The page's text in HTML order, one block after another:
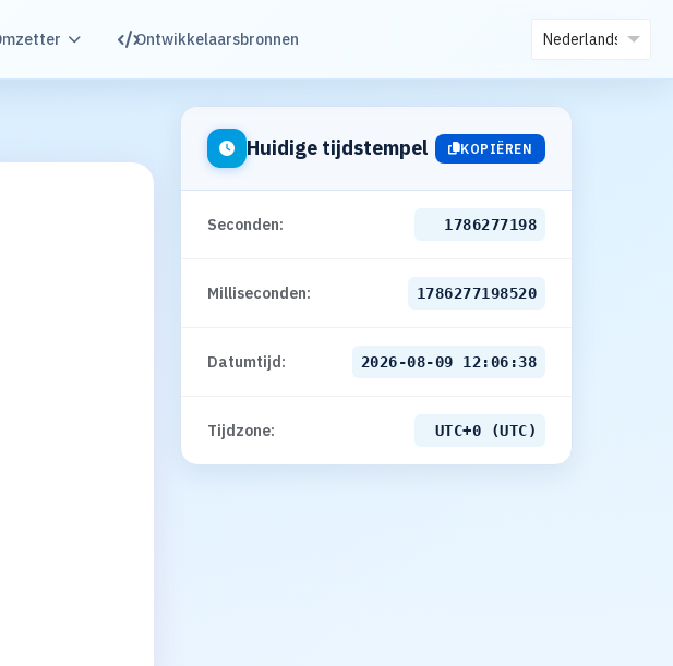
Ontwikkelaarsbronnen
Huidige tijdstempel KOPIËREN
Seconden: 1786277199
Milliseconden: 1786277199520
Datumtijd: 2026-08-09 12:06:39
Tijdzone: UTC+0 (UTC)